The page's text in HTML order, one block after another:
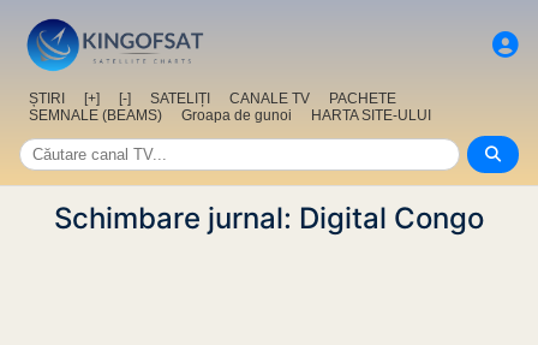
ȘTIRI [+] [-] SATELIȚI CANALE TV
PACHETE
SEMNALE (BEAMS)
Groapa de gunoi HARTA SITE-ULUI
Schimbare jurnal: Digital Congo